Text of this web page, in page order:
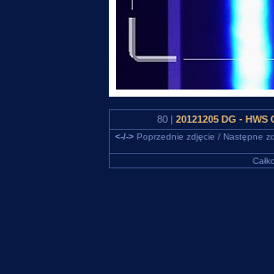
80 | 20121205 DG -
<-/->Poprzednie zdjęcie / Następne